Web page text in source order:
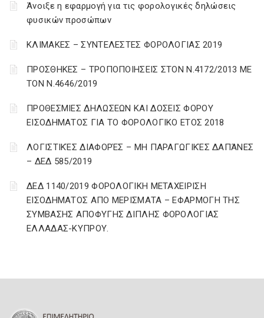
Άνοιξε η εφαρμογή για τις φορολογικές δηλώσεις
φυσικών προσώπων
ΚΛΙΜΑΚΕΣ – ΣΥΝΤΕΛΕΣΤΕΣ ΦΟΡΟΛΟΓΙΑΣ 2019
ΠΡΟΣΘΗΚΕΣ – ΤΡΟΠΟΠΟΙΗΣΕΙΣ ΣΤΟΝ Ν.4172/2013 ΜΕ
ΤΟΝ Ν.4646/2019
ΠΡΟΘΕΣΜΙΕΣ ΔΗΛΩΣΕΩΝ ΚΑΙ ΔΟΣΕΙΣ ΦΟΡΟΥ
ΕΙΣΟΔΗΜΑΤΟΣ ΓΙΑ ΤΟ ΦΟΡΟΛΟΓΙΚΟ ΕΤΟΣ 2018
ΛΟΓΙΣΤΙΚΈΣ ΔΙΑΦΟΡΈΣ – ΜΗ ΠΑΡΑΓΩΓΙΚΈΣ ΔΑΠΆΝΕΣ
– ΔΕΔ 585/2019
ΔΕΔ 1140/2019 ΦΟΡΟΛΟΓΙΚΗ ΜΕΤΑΧΕΙΡΙΣΗ
ΕΙΣΟΔΗΜΑΤΟΣ ΑΠΟ ΜΕΡΙΣΜΑΤΑ – ΕΦΑΡΜΟΓΗ ΤΗΣ
ΣΥΜΒΑΣΗΣ ΑΠΟΦΥΓΗΣ ΔΙΠΛΗΣ ΦΟΡΟΛΟΓΙΑΣ
ΕΛΛΑΔΑΣ-ΚΥΠΡΟΥ.